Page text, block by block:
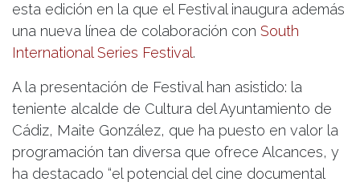
esta edición en la que el Festival inaugura además
una nueva línea de colaboración con South
International Series Festival .
A la presentación de Festival han asistido: la
teniente alcalde de Cultura del Ayuntamiento de
Cádiz, Maite González, que ha puesto en valor la
programación tan diversa que ofrece Alcances, y
ha destacado “el potencial del cine documental